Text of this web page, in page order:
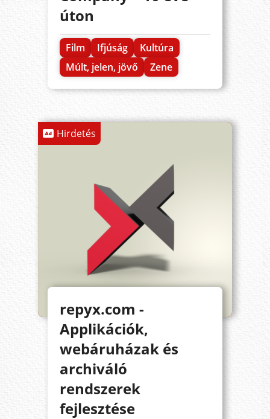
úton
Film Ifjúság
Kultúra
Múlt, jelen, jövő
Zene
Hirdetés
repyx.com -
Applikációk,
webáruházak és
archiváló
rendszerek
fejlesztése